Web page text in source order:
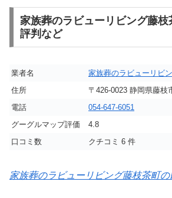
家族葬のラビューリビング藤枝
評判など
業者名
家族葬のラビューリビ
住所
〒426-0023 静岡県藤枝
電話
054-647-6051
グーグルマップ評価
4.8
口コミ数
クチコミ 6 件
家族葬のラビューリビング藤枝茶町